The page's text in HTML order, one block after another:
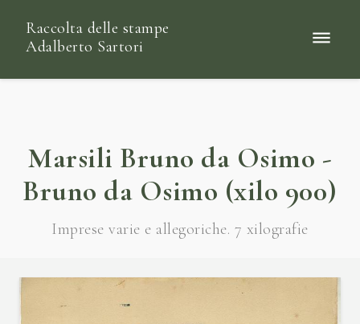
Raccolta delle stampe
Adalberto Sartori
Marsili Bruno da Osimo -
Bruno da Osimo (xilo 900)
Imprese varie e allegoriche. 7 xilografie